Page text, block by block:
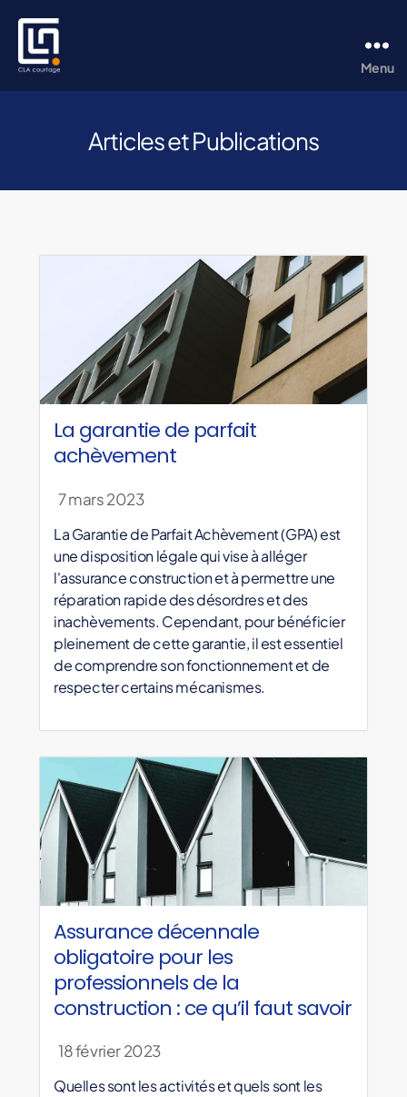
Menu
Articles et Publications
La garantie de parfait
achèvement
7 mars 2023
La Garantie de Parfait Achèvement (GPA) est
une disposition légale qui vise à alléger
l'assurance construction et à permettre une
réparation rapide des désordres et des
inachèvements. Cependant, pour bénéficier
pleinement de cette garantie, il est essentiel
de comprendre son fonctionnement et de
respecter certains mécanismes.
Assurance décennale
obligatoire pour les
professionnels de la
construction : ce qu’il faut savoir
18 février 2023
Quelles sont les activités et quels sont les